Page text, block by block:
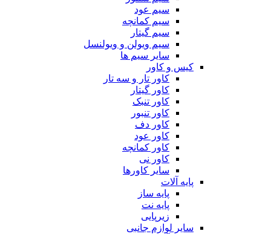
سیم عود
سیم کمانچه
سیم گیتار
سیم ویولن و ویولنسل
سایر سیم ها
کیس و کاور
کاور تار و سه تار
کاور گیتار
کاور تنبک
کاور تنبور
کاور دف
کاور عود
کاور کمانچه
کاور نی
سایر کاورها
پایه آلات
پایه ساز
پایه نت
زیرپایی
سایر لوازم جانبی